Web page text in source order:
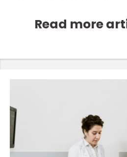
Read more